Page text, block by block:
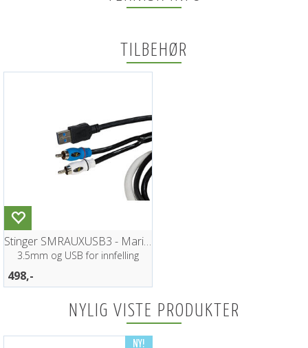
TILBEHØR
Stinger SMRAUXUSB3 - Marine USB tilbkobl
3.5mm og USB for innfelling
498,-
NYLIG VISTE PRODUKTER